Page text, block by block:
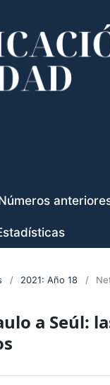
/ 2021: Año 18 /
a Seúl: